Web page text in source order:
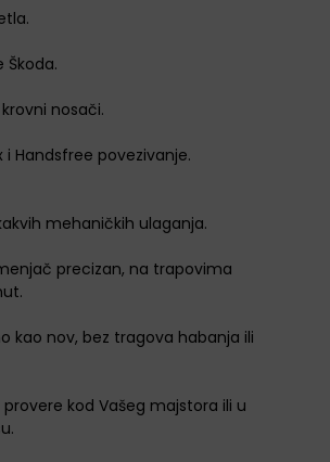
Škoda.
nosači.
i Handsfree povezivanje.
mehaničkih ulaganja.
precizan, na trapovima
kao nov, bez tragova habanja ili
provere kod Vašeg majstora ili u